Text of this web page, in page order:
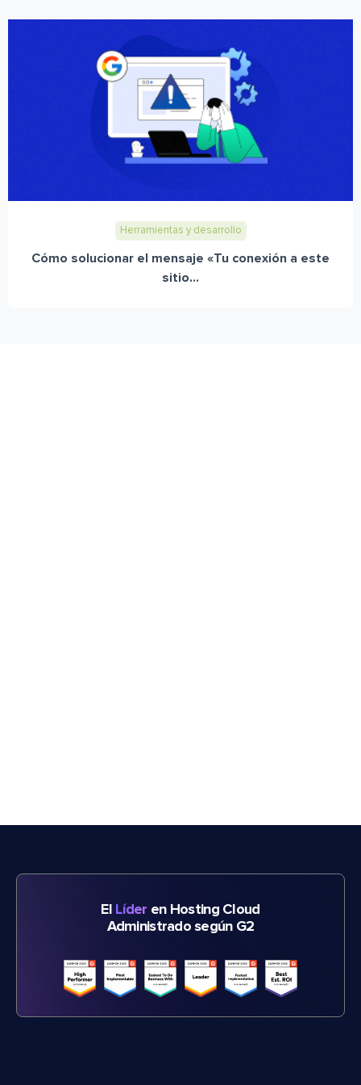
Herramientas y desarrollo
Cómo solucionar el mensaje «Tu conexión a este
sitio...
El Líder en Hosting Cloud
Administrado según G2